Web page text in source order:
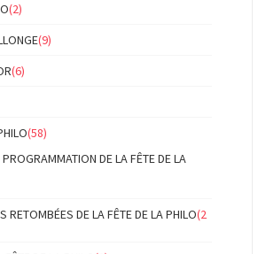
(2)
(9)
(6)
(58)
PROGRAMMATION DE LA FÊTE DE LA
RETOMBÉES DE LA FÊTE DE LA PHILO(2